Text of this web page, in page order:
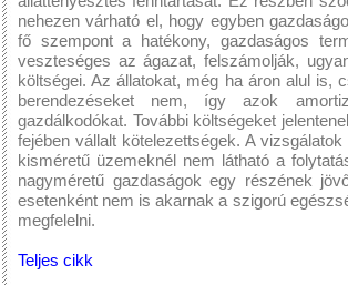
nehezen várható el, hogy egyben
fő szempont a hatékony, gazdaságos
veszteséges az ágazat, felszámolják,
költségei. Az állatokat, még ha áron alul is,
berendezéseket nem, így azok
gazdálkodókat. További költségeket
fejében vállalt kötelezettségek. A
kisméretű üzemeknél nem látható a
nagyméretű gazdaságok egy részének
esetenként nem is akarnak a szigorú
megfelelni.
Teljes cikk